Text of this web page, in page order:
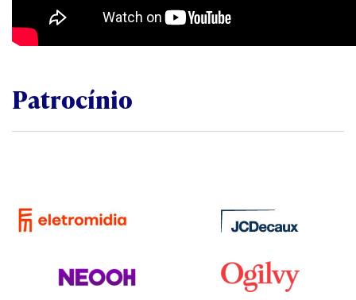
Patrocínio